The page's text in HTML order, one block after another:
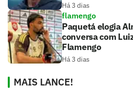
Há 3 dias
flamengo
Paquetá elogia
conversa com
Flamengo
Há 3 dias
MAIS LANCE!